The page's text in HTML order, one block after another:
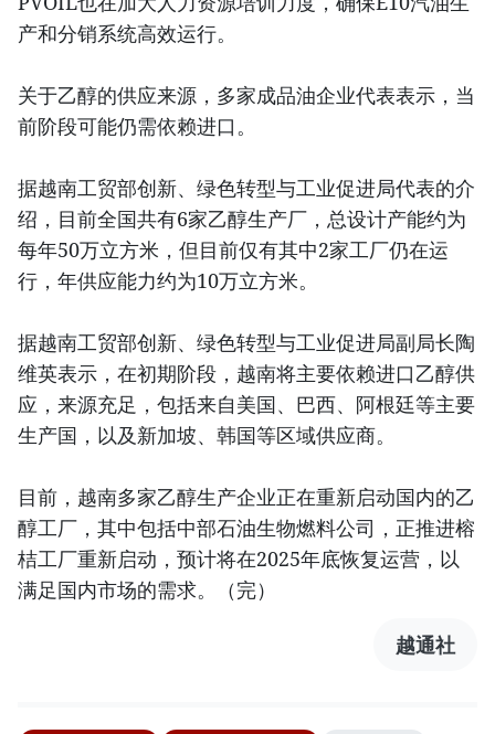
产和分销系统高效运行。
关于乙醇的供应来源，多家成品油企业代表表示，当
前阶段可能仍需依赖进口。
据越南工贸部创新、绿色转型与工业促进局代表的介
绍，目前全国共有6家乙醇生产厂，总设计产能约为
每年50万立方米，但目前仅有其中2家工厂仍在运
行，年供应能力约为10万立方米。
据越南工贸部创新、绿色转型与工业促进局副局长陶
维英表示，在初期阶段，越南将主要依赖进口乙醇供
应，来源充足，包括来自美国、巴西、阿根廷等主要
生产国，以及新加坡、韩国等区域供应商。
目前，越南多家乙醇生产企业正在重新启动国内的乙
醇工厂，其中包括中部石油生物燃料公司，正推进榕
桔工厂重新启动，预计将在2025年底恢复运营，以
满足国内市场的需求。（完）
越通社